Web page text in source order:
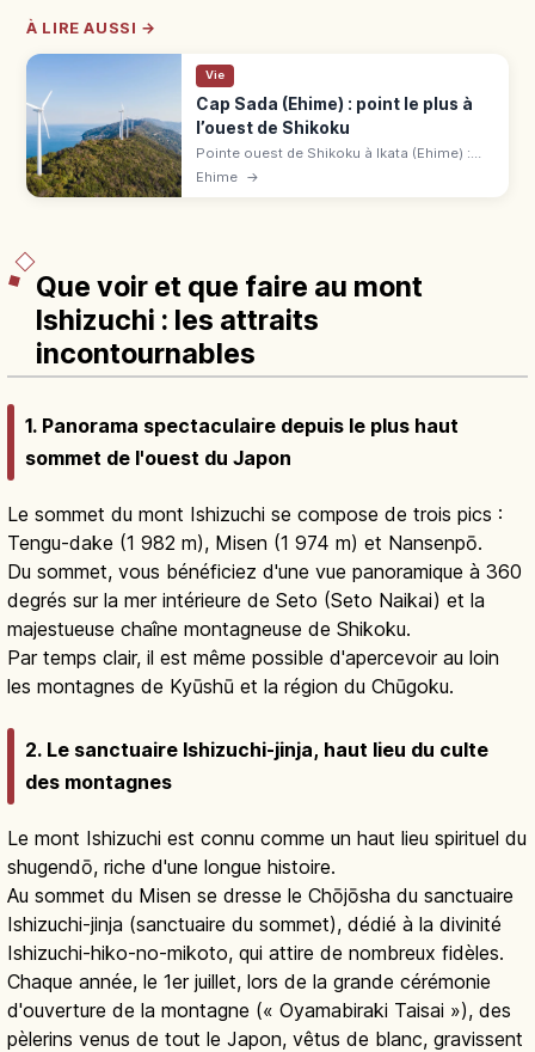
À LIRE AUSSI →
Vie
Cap Sada (Ehime) : point le plus à
l’ouest de Shikoku
Pointe ouest de Shikoku à Ikata (Ehime) :
phare blanc, observatoire Tsubakiyama,
Ehime →
Que voir et que faire au mont
Ishizuchi : les attraits
incontournables
1. Panorama spectaculaire depuis le plus haut
sommet de l'ouest du Japon
Le sommet du mont Ishizuchi se compose de trois pics :
Tengu-dake (1 982 m), Misen (1 974 m) et Nansenpō.
Du sommet, vous bénéficiez d'une vue panoramique à 360
degrés sur la mer intérieure de Seto (Seto Naikai) et la
majestueuse chaîne montagneuse de Shikoku.
Par temps clair, il est même possible d'apercevoir au loin
les montagnes de Kyūshū et la région du Chūgoku.
2. Le sanctuaire Ishizuchi-jinja, haut lieu du culte
des montagnes
Le mont Ishizuchi est connu comme un haut lieu spirituel du
shugendō, riche d'une longue histoire.
Au sommet du Misen se dresse le Chōjōsha du sanctuaire
Ishizuchi-jinja (sanctuaire du sommet), dédié à la divinité
Ishizuchi-hiko-no-mikoto, qui attire de nombreux fidèles.
Chaque année, le 1er juillet, lors de la grande cérémonie
d'ouverture de la montagne (« Oyamabiraki Taisai »), des
pèlerins venus de tout le Japon, vêtus de blanc, gravissent